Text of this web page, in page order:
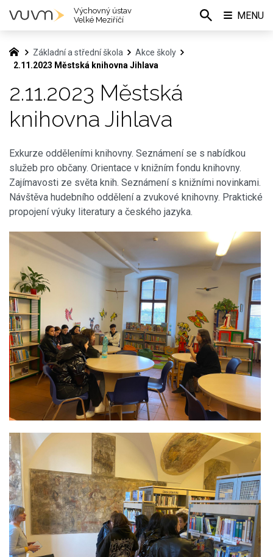
Základní a střední škola
Akce školy
2.11.2023 Městská knihovna Jihlava
2.11.2023 Městská
knihovna Jihlava
Exkurze odděleními knihovny. Seznámení se s nabídkou
služeb pro občany. Orientace v knižním fondu knihovny.
Zajímavosti ze světa knih. Seznámení s knižními novinkami.
Návštěva hudebního oddělení a zvukové knihovny. Praktické
propojení výuky literatury a českého jazyka.
Výchovný ústav
Velké Meziříčí
MENU